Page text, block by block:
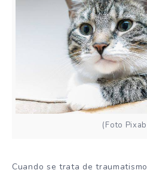
(Foto
Cuando se trata de